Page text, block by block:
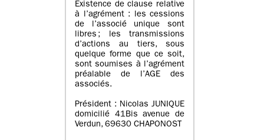
Existence de clause relative
à l’agrément : les cessions
de l’associé unique sont
libres ; les transmissions
d’actions au tiers, sous
quelque forme que ce soit,
sont soumises à l’agrément
préalable de l’AGE des
associés.
Président : Nicolas JUNIQUE
domicilié 41Bis avenue de
Verdun, 69630 CHAPONOST